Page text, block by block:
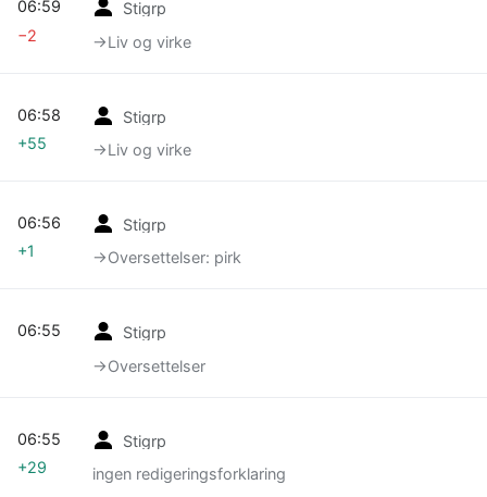
Stigrp
→‎Liv og virke
06:59
−2
Stigrp
→‎Liv og virke
06:58
+55
Stigrp
→‎Oversettelser: pirk
06:56
+1
Stigrp
→‎Oversettelser
06:55
Stigrp
ingen redigeringsforklaring
06:55
+29